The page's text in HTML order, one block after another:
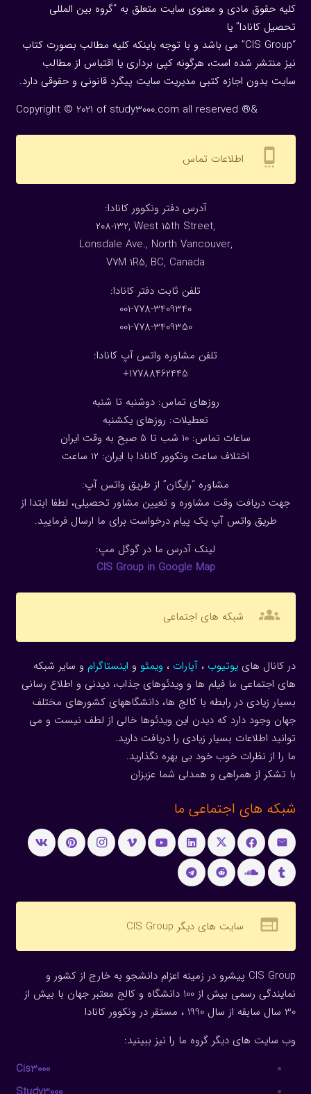
کلیه حقوق مادی و معنوی سایت متعلق به “گروه بین المللی
تحصیل کانادا” یا
“CIS Group” می باشد و با توجه باینکه کلیه مطالب بصورت کتاب
نیز منتشر شده است، هرگونه كپی برداری یا اقتباس از مطالب
سایت بدون اجازه كتبی مدیریت سایت پیگرد قانونی و حقوقی دارد.
Copyright © 2021 of study3000.com all reserved ®&
settings_cell اطلاعات تماس
:آدرس دفتر ونکوور کانادا
208-132, West 15th Street,
Lonsdale Ave., North Vancouver,
V7M 1R5, BC, Canada
:تلفن ثابت دفتر کانادا
001-778-3409340
001-778-3409350
تلفن مشاوره واتس آپ کانادا:
17788462445+
روزهای تماس: دوشنبه تا شنبه
تعطیلات: روزهای یکشنبه
ساعات تماس: 10 شب تا 5 صبح به وقت ایران
اختلاف ساعت ونکوور کانادا با ایران: 1 2 ساعت
مشاوره “رایگان” از طریق واتس آپ:
جهت دریافت وقت مشاوره و تعیین مشاور تحصیلی، لطفا ابتدا از
طریق واتس آپ یک پیام درخواست برای ما ارسال فرمایید.
لینک آدرس ما در گوگل مپ:
CIS Group in Google Map
groups شبکه های اجتماعی
در کانال هاییوتیوب ، آپارات ، ویمئو و اینستاگرام و سایر شبکه
های اجتماعی ما فیلم ها و ویدئوهای جذاب، دیدنی و اطلاع رسانی
بسیار زیادی در رابطه با کالج ها، دانشگاههای کشورهای مختلف
جهان وجود دارد که دیدن این ویدئوها خالی از لطف نیست و می
توانید اطلاعات بسیار زیادی را دریافت دارید.
ما را از نظرات خوب خود بی بهره نگذارید.
با تشکر از همراهی و همدلی شما عزیزان
شبکه های اجتماعی ما
web سایت های دیگر CIS Group
CIS Group پیشرو در زمینه اعزام دانشجو به خارج از کشور و
نمایندگی رسمی بیش از 100 دانشگاه و کالج معتبر جهان با بیش از
30 سال سابقه از سال 1990 ، مستقر در ونکوور کانادا
وب سایت های دیگر گروه ما را نیز ببینید:
Cis3000